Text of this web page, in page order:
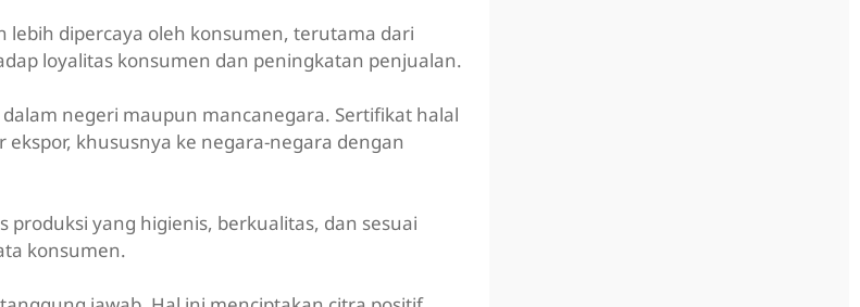
dipercaya oleh konsumen, terutama dari
loyalitas konsumen dan peningkatan penjualan.
negeri maupun mancanegara. Sertifikat halal
khususnya ke negara-negara dengan
yang higienis, berkualitas, dan sesuai
konsumen.